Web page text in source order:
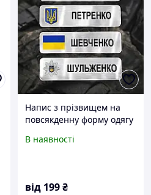
Напис з прізвищем на
повсякденну форму одягу
(метал)
В наявності
від 199₴